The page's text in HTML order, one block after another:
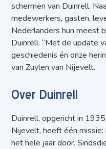
schermen van Duinrell.
medewerkers, gasten,
Nederlanders hun meest
Duinrell. “Met de update
geschiedenis én onze
van Zuylen van Nijevelt.
Over Duinrell
Duinrell, opgericht in
Nijevelt, heeft één
het hele jaar door.